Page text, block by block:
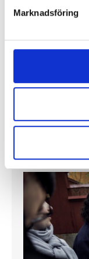
Marknadsföring
Enorma
Så mycket
REPORTAGE